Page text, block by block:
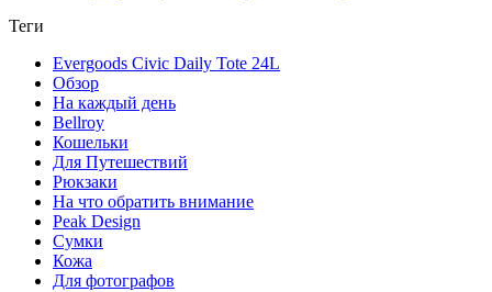
Теги
Evergoods Civic Daily Tote 24L
Обзор
На каждый день
Bellroy
Кошельки
Для Путешествий
Рюкзаки
На что обратить внимание
Peak Design
Сумки
Кожа
Для фотографов